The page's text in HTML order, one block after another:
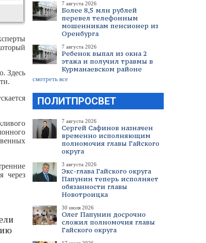
7 августа 2026
Более 8,5 млн рублей
перевел телефонным
мошенникам пенсионер из
Оренбурга
7 августа 2026
Ребенок выпал из окна 2
этажа и получил травмы в
Курманаевском районе
смотреть все
ПОЛИТПРОСВЕТ
7 августа 2026
Сергей Сафинов назначен
временно исполняющим
полномочия главы Гайского
округа
3 августа 2026
Экс-глава Гайского округа
Папунин теперь исполняет
обязанности главы
Новотроицка
30 июля 2026
Олег Папунин досрочно
сложил полномочия главы
Гайского округа
Здесь
через